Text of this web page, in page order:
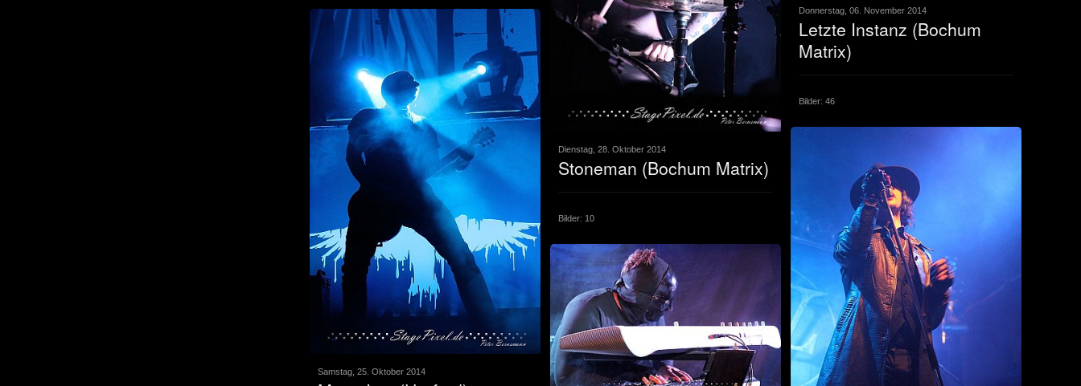
Donnerstag, 06. November 2014
Letzte Instanz (Bochum
Matrix)
Bilder: 46
Dienstag, 28. Oktober 2014
Stoneman (Bochum Matrix)
Bilder: 10
Samstag, 25. Oktober 2014